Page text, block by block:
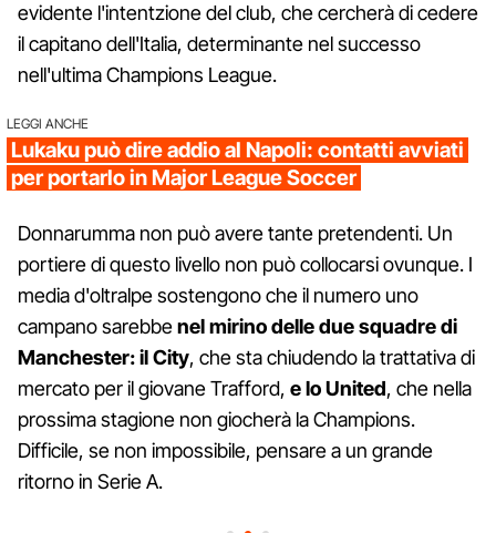
evidente l'intentzione del club, che cercherà di cedere
il capitano dell'Italia, determinante nel successo
nell'ultima Champions League.
LEGGI ANCHE
Lukaku può dire addio al Napoli: contatti avviati
per portarlo in Major League Soccer
Donnarumma non può avere tante pretendenti. Un
portiere di questo livello non può collocarsi ovunque. I
media d'oltralpe sostengono che il numero uno
campano sarebbenel mirino delle due squadre di
Manchester: il City, che sta chiudendo la trattativa di
mercato per il giovane Trafford, e lo United, che nella
prossima stagione non giocherà la Champions.
Difficile, se non impossibile, pensare a un grande
ritorno in Serie A.